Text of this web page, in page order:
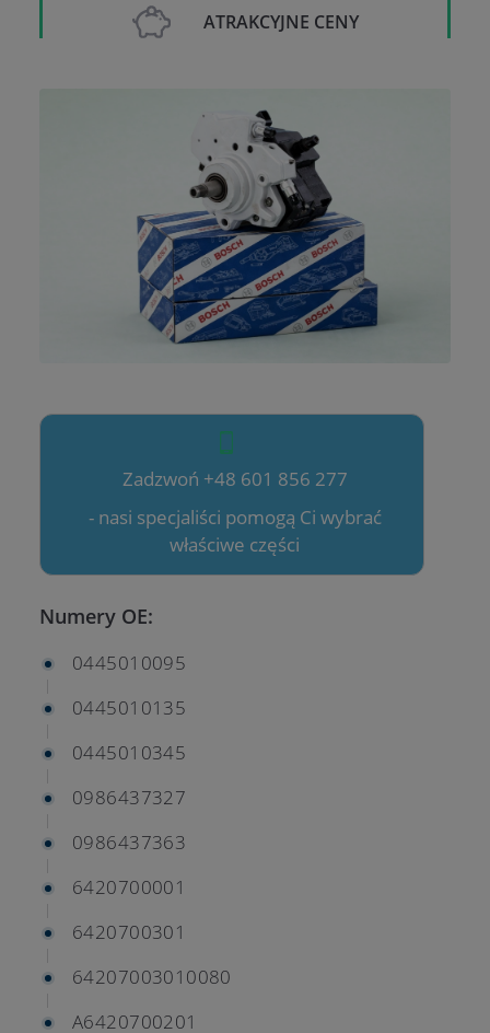
ATRAKCYJNE CENY
Zadzwoń +48 601 856 277
- nasi specjaliści pomogą Ci wybrać
właściwe części
Numery OE:
0445010095
0445010135
0445010345
0986437327
0986437363
6420700001
6420700301
64207003010080
A6420700201